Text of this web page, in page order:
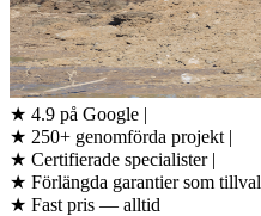
★ 4.9 på Google |
★ 250+ genomförda projekt |
★ Certifierade specialister |
★ Förlängda garantier som tillval
★ Fast pris — alltid